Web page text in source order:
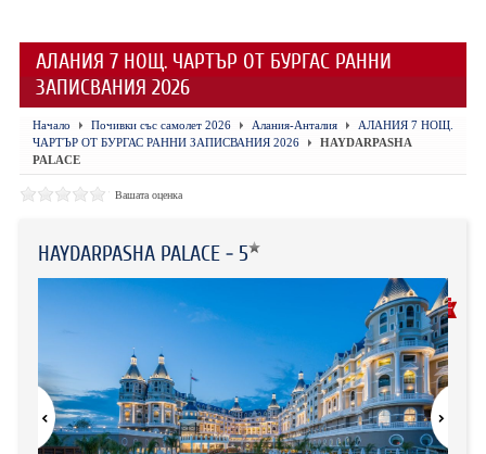
ЕКСКУРЗИИ САМОЛЕТ
ЕКСКУРЗИИ АВТОБУС
БЪЛГАРИЯ
ХОТЕЛИ В ТУРЦИЯ
ТУРЦИЯ С КОЛА
ХОТЕЛИ В ГЪРЦИЯ
НОВА ГОДИНА 2027
ХОТЕЛИ В АЛБАНИЯ
АВТОБУСИ ПОД НАЕМ
АЛАНИЯ 7 НОЩ. ЧАРТЪР ОТ БУРГАС РАННИ
ЗАПИСВАНИЯ 2026
Начало Почивки със самолет 2026 Алания-Анталия
АЛАНИЯ 7 НОЩ.
ЧАРТЪР ОТ БУРГАС РАННИ ЗАПИСВАНИЯ 2026
HAYDARPASHA
PALACE
Вашата оценка
HAYDARPASHA PALACE - 5
ПРЕПОРЪЧАН ОТ НАС